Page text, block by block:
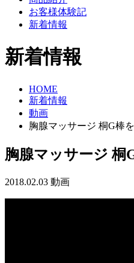
お客様体験記
新着情報
新着情報
HOME
新着情報
動画
胸腺マッサージ 桐G棒
胸腺マッサージ 桐
2018.02.03 動画